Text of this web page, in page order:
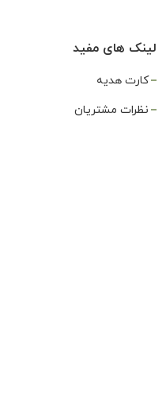
لینک های مفید
کارت هدیه
نظرات مشتریان